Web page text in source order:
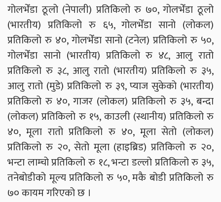
गोलभेँडा ठूलो (नेपाली) प्रतिकिलो रु ७०, गोलभेँडा ठूलो
(भारतीय) प्रतिकिलो रु ६५, गोलभेँडा सानो (लोकल)
प्रतिकिलो रु ४०, गोलभेँडा सानो (टनेल) प्रतिकिलो रु ५०,
गोलभेँडा सानो (भारतीय) प्रतिकिलो रु ४८, आलु रातो
प्रतिकिलो रु ३८, आलु रातो (भारतीय) प्रतिकिलो रु ३५,
आलु रातो (मुडे) प्रतिकिलो रु ३९, प्याज सुकेको (भारतीय)
प्रतिकिलो रु ४०, गाजर (लोकल) प्रतिकिलो रु ३५, बन्दा
(लोकल) प्रतिकिलो रु १५, काउली (स्थानीय) प्रतिकिलो रु
४०, मूला रातो प्रतिकिलो रु ४०, मूला सेतो (लोकल)
प्रतिकिलो रु २०, सेतो मूला (हाइब्रिड) प्रतिकिलो रु २०,
भन्टा लाम्चो प्रतिकिलो रु १८, भन्टा डल्लो प्रतिकिलो रु ३५,
तनेबोडीको मूल्य प्रतिकिलो रु ५०, मकै बोडी प्रतिकिलो रु
७० कायम गरिएको छ ।